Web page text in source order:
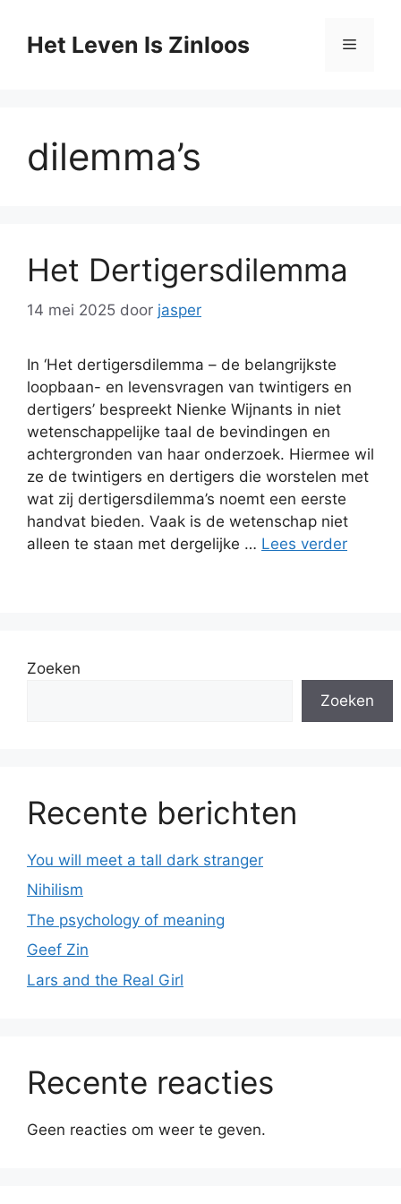
naarHet Leven Is Zinloos Menu
dilemma’s
Het Dertigersdilemma
14 mei 2025 door jasper
In ‘Het dertigersdilemma – de belangrijkste
loopbaan- en levensvragen van twintigers en
dertigers’ bespreekt Nienke Wijnants in niet
wetenschappelijke taal de bevindingen en
achtergronden van haar onderzoek. Hiermee wil
ze de twintigers en dertigers die worstelen met
wat zij dertigersdilemma’s noemt een eerste
handvat bieden. Vaak is de wetenschap niet
alleen te staan met dergelijke … Lees verder
Zoeken
Zoeken
Recente berichten
You will meet a tall dark stranger
Nihilism
The psychology of meaning
Geef Zin
Lars and the Real Girl
Recente reacties
Geen reacties om weer te geven.